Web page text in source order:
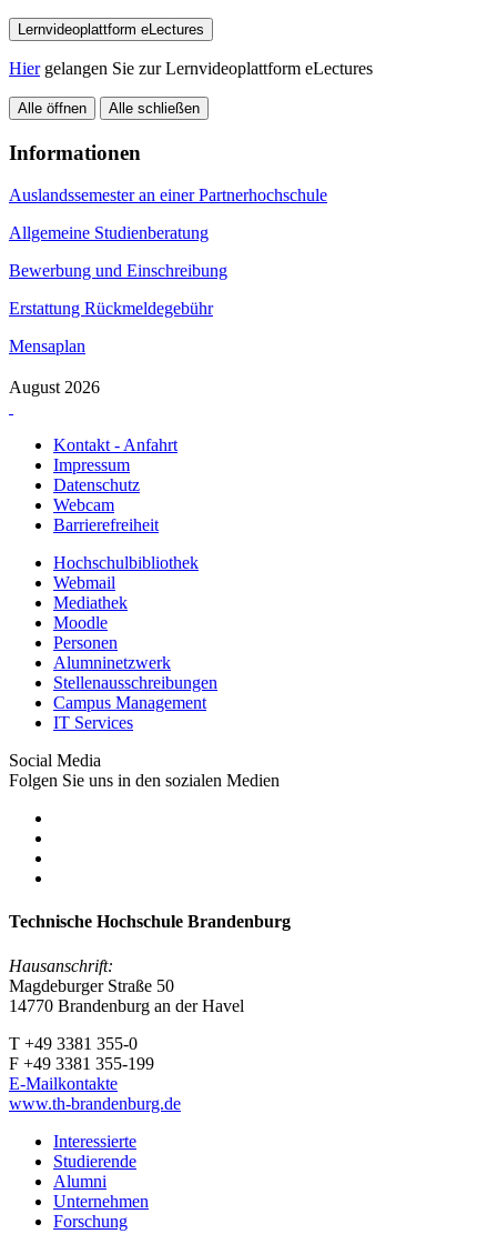
Lernvideoplattform eLectures
Hiergelangen Sie zur Lernvideoplattform eLectures
Alle öffnen Alle schließen
Informationen
Auslandssemester an einer Partnerhochschule
Allgemeine Studienberatung
Bewerbung und Einschreibung
Erstattung Rückmeldegebühr
Mensaplan
August 2026
Kontakt - Anfahrt
Impressum
Datenschutz
Webcam
Barrierefreiheit
Hochschulbibliothek
Webmail
Mediathek
Moodle
Personen
Alumninetzwerk
Stellenausschreibungen
Campus Management
IT Services
Social Media
Folgen Sie uns in den sozialen Medien
Technische Hochschule Brandenburg
Hausanschrift:
Magdeburger Straße 50
14770 Brandenburg an der Havel
T +49 3381 355-0
F +49 3381 355-199
E-Mailkontakte
www.th-brandenburg.de
Interessierte
Studierende
Alumni
Unternehmen
Forschung